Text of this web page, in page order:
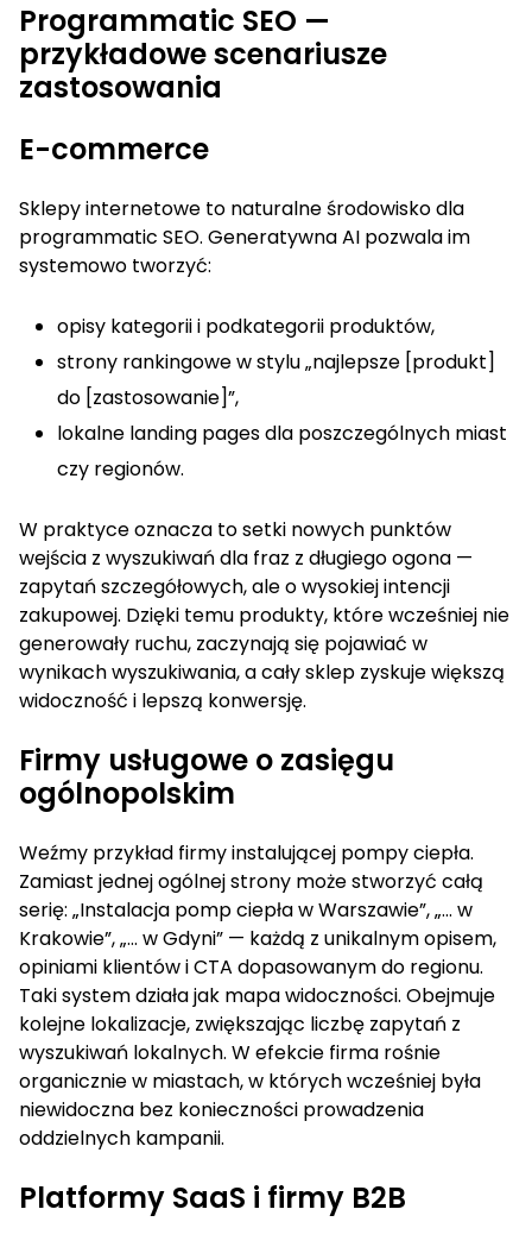
Programmatic SEO —
przykładowe scenariusze
zastosowania
E-commerce
Sklepy internetowe to naturalne środowisko dla
programmatic SEO. Generatywna AI pozwala im
systemowo tworzyć:
opisy kategorii i podkategorii produktów,
strony rankingowe w stylu „najlepsze [produkt]
do [zastosowanie]”,
lokalne landing pages dla poszczególnych miast
czy regionów.
W praktyce oznacza to setki nowych punktów
wejścia z wyszukiwań dla fraz z długiego ogona —
zapytań szczegółowych, ale o wysokiej intencji
zakupowej. Dzięki temu produkty, które wcześniej nie
generowały ruchu, zaczynają się pojawiać w
wynikach wyszukiwania, a cały sklep zyskuje większą
widoczność i lepszą konwersję.
Firmy usługowe o zasięgu
ogólnopolskim
Weźmy przykład firmy instalującej pompy ciepła.
Zamiast jednej ogólnej strony może stworzyć całą
serię: „Instalacja pomp ciepła w Warszawie”, „… w
Krakowie”, „… w Gdyni” — każdą z unikalnym opisem,
opiniami klientów i CTA dopasowanym do regionu.
Taki system działa jak mapa widoczności. Obejmuje
kolejne lokalizacje, zwiększając liczbę zapytań z
wyszukiwań lokalnych. W efekcie firma rośnie
organicznie w miastach, w których wcześniej była
niewidoczna bez konieczności prowadzenia
oddzielnych kampanii.
Platformy SaaS i firmy B2B